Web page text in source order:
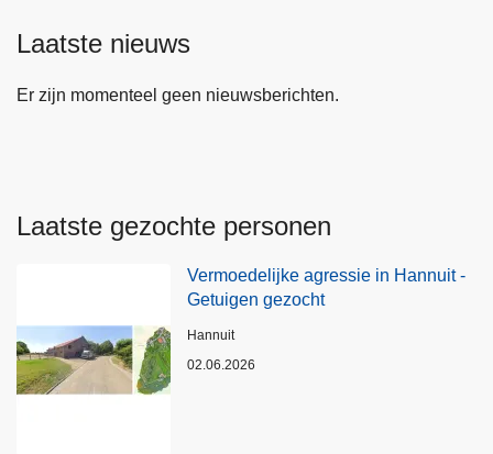
Laatste nieuws
Er zijn momenteel geen nieuwsberichten.
Laatste gezochte personen
Vermoedelijke agressie in Hannuit -
Getuigen gezocht
Plaats
Hannuit
02.06.2026